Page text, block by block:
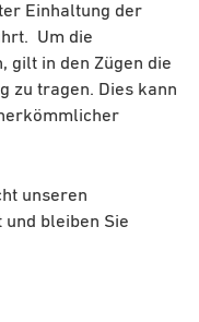
Einhaltung der
Um die
gilt in den Zügen die
zu tragen. Dies kann
unseren
und bleiben Sie